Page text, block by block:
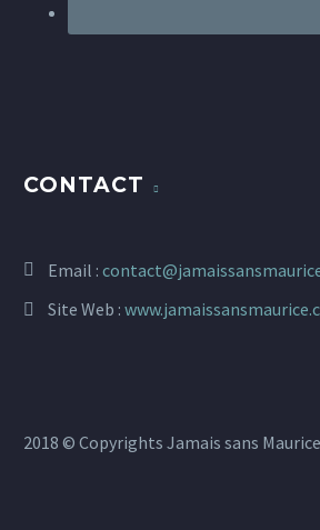
CONTACT
Email :
Site Web :
2018 © Copyrights Jamais sans Maurice